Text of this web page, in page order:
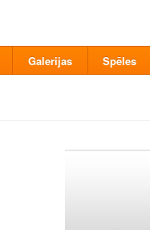
Galerijas Spēles